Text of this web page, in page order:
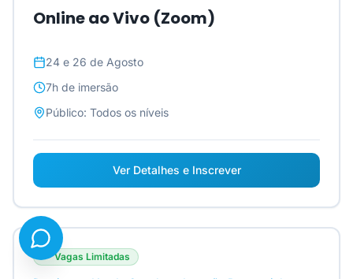
Online ao Vivo (Zoom)
24 e 26 de Agosto
7h de imersão
Público: Todos os níveis
Ver Detalhes e Inscrever
Vagas Limitadas